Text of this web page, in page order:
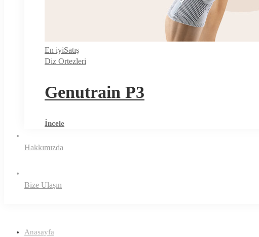
En iyiSatış
Diz Ortezleri
Genutrain P3
İncele
Hakkımızda
Bize Ulaşın
Anasayfa